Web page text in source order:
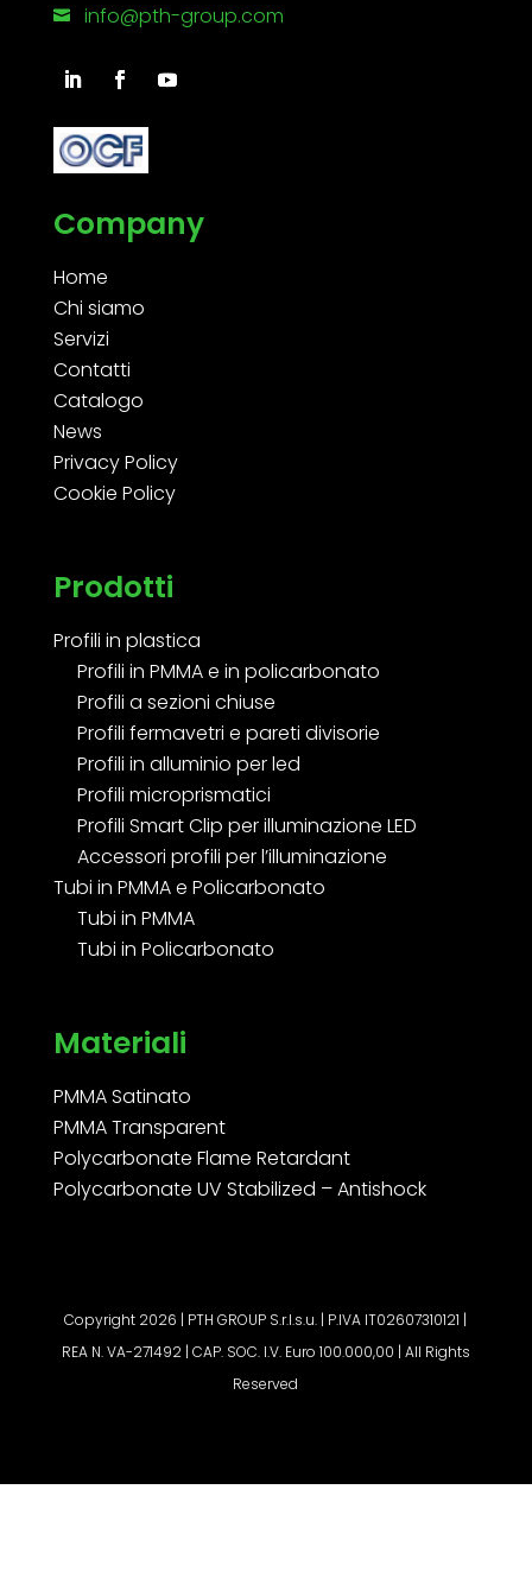
 info@pth-group.com
Company
Home
Chi siamo
Servizi
Contatti
Catalogo
News
Privacy Policy
Cookie Policy
Prodotti
Profili in plastica
Profili in PMMA e in policarbonato
Profili a sezioni chiuse
Profili fermavetri e pareti divisorie
Profili in alluminio per led
Profili microprismatici
Profili Smart Clip per illuminazione LED
Accessori profili per l’illuminazione
Tubi in PMMA e Policarbonato
Tubi in PMMA
Tubi in Policarbonato
Materiali
PMMA Satinato
PMMA Transparent
Polycarbonate Flame Retardant
Polycarbonate UV Stabilized – Antishock
Copyright 2026 | PTH GROUP S.r.l.s.u. | P.IVA IT02607310121 |
REA N. VA-271492 | CAP. SOC. I.V. Euro 100.000,00 | All Rights
Reserved